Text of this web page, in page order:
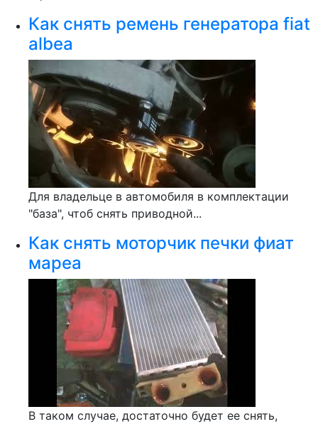
Как снять ремень генератора fiat
albea
Для владельце в автомобиля в комплектации
"база", чтоб снять приводной...
Как снять моторчик печки фиат
мареа
В таком случае, достаточно будет ее снять,